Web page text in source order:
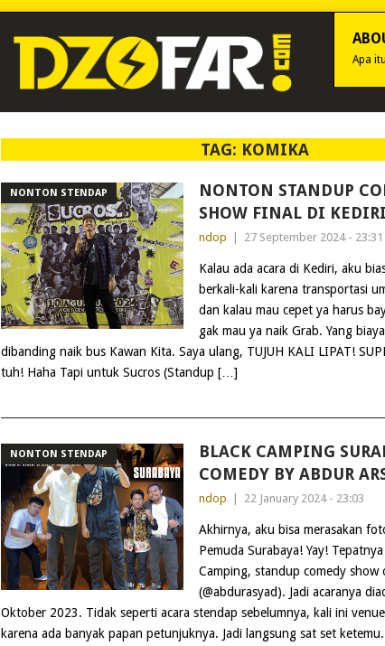
Apa
TAG: KOMIKA
NONTON STENDAP
NONTON STANDUP
SHOW FINAL DI KEDIRI
ndop 27 September 2024 - 23:31
Kalau ada acara di Kediri, aku
berkali-kali karena transportasi
dan kalau mau cepet ya harus
gak mau ya naik Grab. Yang
dibanding naik bus Kawan Kita. Saya ulang, TUJUH KALI LIPAT!
tuh! Haha Tapi untuk Sucros (Standup […]
NONTON STENDAP
BLACK CAMPING
COMEDY BY ABDUR
ndop 22 January 2024 - 23:03
Akhirnya, aku bisa merasakan
Pemuda Surabaya! Yay!
Camping, standup comedy show
(@abdurasyad). Jadi acaranya
Oktober 2023. Tidak seperti acara stendap sebelumnya, kali ini
karena ada banyak papan petunjuknya. Jadi langsung sat set